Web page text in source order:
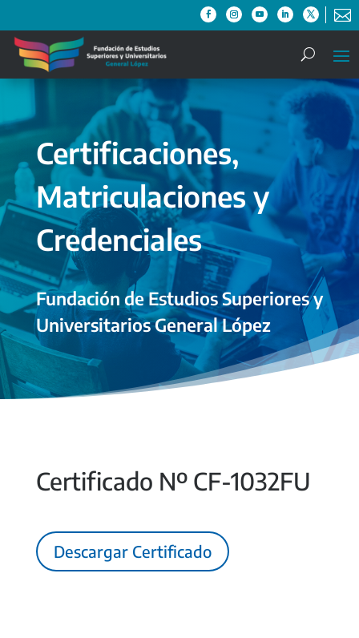

Certificaciones,
Matriculaciones y
Credenciales
Fundación de Estudios Superiores y
Universitarios General López
Certificado Nº CF-1032FU
Descargar Certificado